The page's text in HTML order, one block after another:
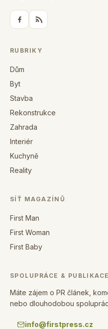
RUBRIKY
Dům
Byt
Stavba
Rekonstrukce
Zahrada
Interiér
Kuchyně
Reality
SÍŤ MAGAZÍNŮ
First Man
First Woman
First Baby
SPOLUPRÁCE & PUBLIKACE
Máte zájem o PR článek,
nebo dlouhodobou
info@firstpress.cz